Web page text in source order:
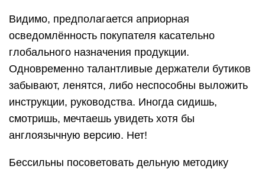
Видимо, предполагается априорная
осведомлённость покупателя касательно
глобального назначения продукции.
Одновременно талантливые держатели бутиков
забывают, ленятся, либо неспособны выложить
инструкции, руководства. Иногда сидишь,
смотришь, мечтаешь увидеть хотя бы
англоязычную версию. Нет!
Бессильны посоветовать дельную методику